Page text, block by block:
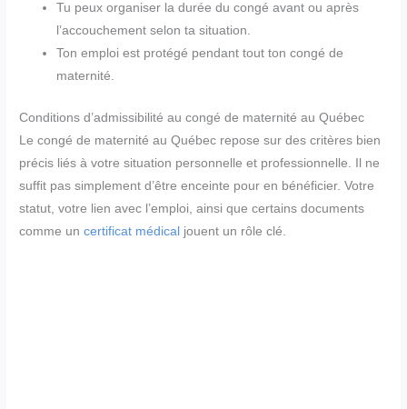
Tu peux organiser la durée du congé avant ou après
l’accouchement selon ta situation.
Ton emploi est protégé pendant tout ton congé de
maternité.
Conditions d’admissibilité au congé de maternité au Québec
Le congé de maternité au Québec repose sur des critères bien
précis liés à votre situation personnelle et professionnelle. Il ne
suffit pas simplement d’être enceinte pour en bénéficier. Votre
statut, votre lien avec l’emploi, ainsi que certains documents
comme uncertificat médical jouent un rôle clé.